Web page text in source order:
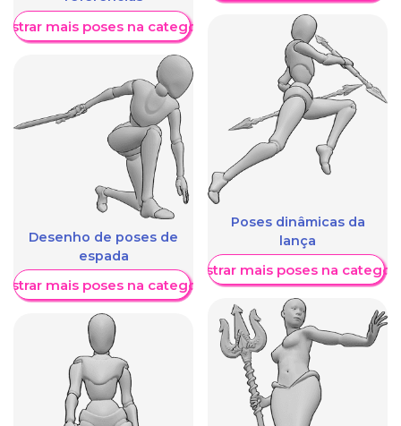
mais poses na categoria
Desenho de poses de
espada
mais poses na categoria
Poses dinâmicas da
lança
Mostrar mais poses na